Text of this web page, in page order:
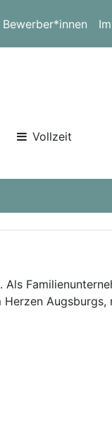
Bewerber*innen
Vollzeit
Augsburgs,